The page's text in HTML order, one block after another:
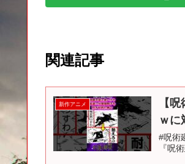
関連記事
新作アニメ
【
ｗに
#呪術
『呪